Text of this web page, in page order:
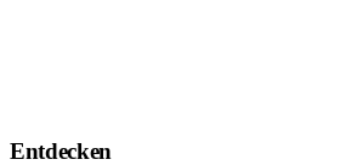
Entdecken